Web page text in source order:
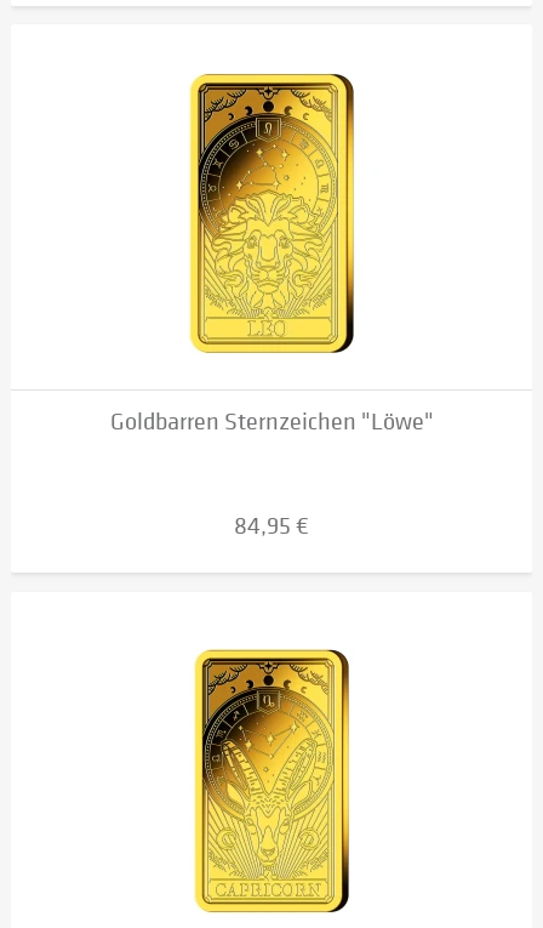
Goldbarren Sternzeichen "Löwe"
84,95 €